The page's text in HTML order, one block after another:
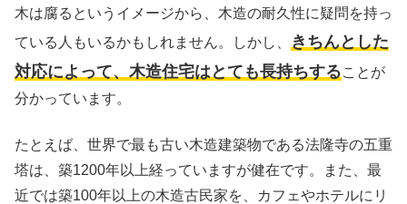
木は腐るというイメージから、木造の耐久性に疑問を持っ
ている人もいるかもしれません。しかし、
きちんとした
対応によって、木造住宅はとても長持ちすることが
分かっています。
たとえば、世界で最も古い木造建築物である法隆寺の五重
塔は、築1200年以上経っていますが健在です。また、最
近では築100年以上の木造古民家を、カフェやホテルにリ